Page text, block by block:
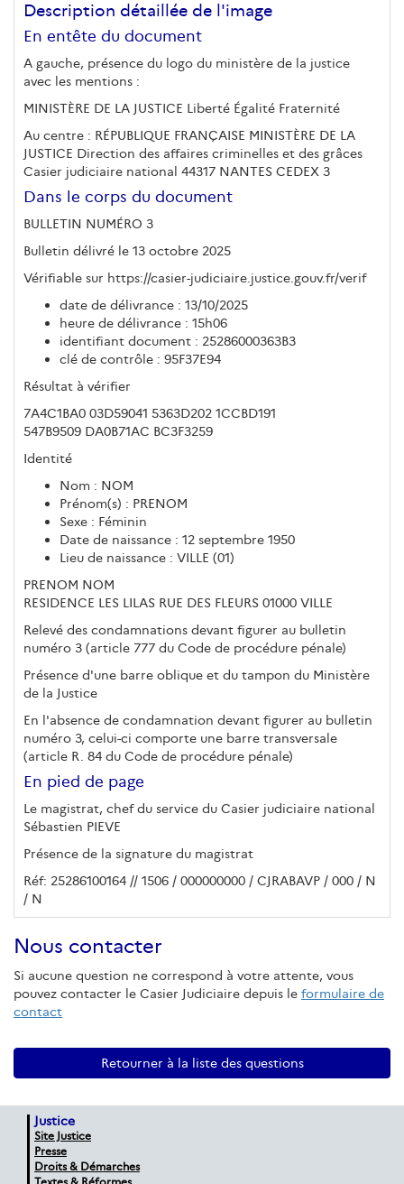
Description détaillée de l'image
En entête du document
A gauche, présence du logo du ministère de la justice
avec les mentions :
MINISTÈRE DE LA JUSTICE Liberté Égalité Fraternité
Au centre : RÉPUBLIQUE FRANÇAISE MINISTÈRE DE LA
JUSTICE Direction des affaires criminelles et des grâces
Casier judiciaire national 44317 NANTES CEDEX 3
Dans le corps du document
BULLETIN NUMÉRO 3
Bulletin délivré le 13 octobre 2025
Vérifiable sur https://casier-judiciaire.justice.gouv.fr/verif
date de délivrance : 13/10/2025
heure de délivrance : 15h06
identifiant document : 25286000363B3
clé de contrôle : 95F37E94
Résultat à vérifier
7A4C1BA0 03D59041 5363D202 1CCBD191
547B9509 DA0B71AC BC3F3259
Identité
Nom : NOM
Prénom(s) : PRENOM
Sexe : Féminin
Date de naissance : 12 septembre 1950
Lieu de naissance : VILLE (01)
PRENOM NOM
RESIDENCE LES LILAS RUE DES FLEURS 01000 VILLE
Relevé des condamnations devant figurer au bulletin
numéro 3 (article 777 du Code de procédure pénale)
Présence d'une barre oblique et du tampon du Ministère
de la Justice
En l'absence de condamnation devant figurer au bulletin
numéro 3, celui-ci comporte une barre transversale
(article R. 84 du Code de procédure pénale)
En pied de page
Le magistrat, chef du service du Casier judiciaire national
Sébastien PIEVE
Présence de la signature du magistrat
Réf: 25286100164 // 1506 / 000000000 / CJRABAVP / 000 / N
/ N
Nous contacter
Si aucune question ne correspond à votre attente, vous
pouvez contacter le Casier Judiciaire depuis le formulaire de
contact
Retourner à la liste des questions
Justice
Site Justice
Presse
Droits & Démarches